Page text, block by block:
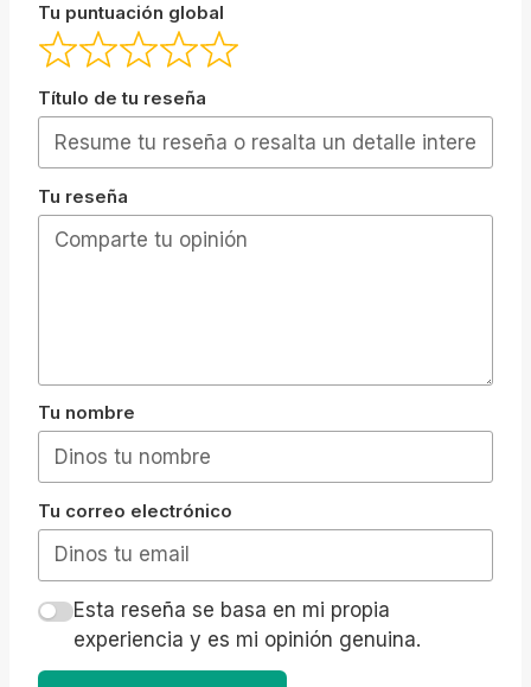
Tu puntuación global
Título de tu reseña
Tu reseña
Tu nombre
Tu correo electrónico
Esta reseña se basa en mi propia
experiencia y es mi opinión genuina.